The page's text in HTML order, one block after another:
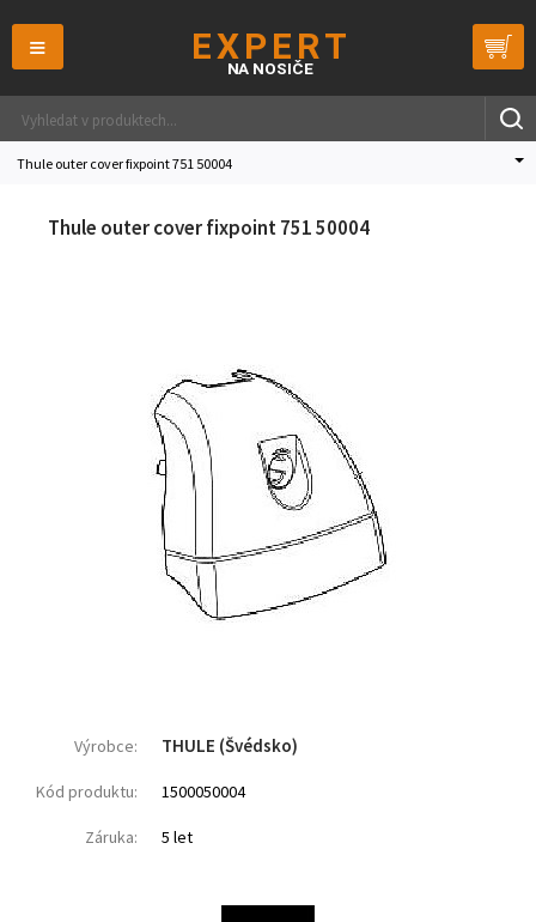
≡
Thule outer cover fixpoint 751 50004
Thule outer cover fixpoint 751 50004
Výrobce: THULE (Švédsko)
Kód produktu: 1500050004
Záruka: 5 let